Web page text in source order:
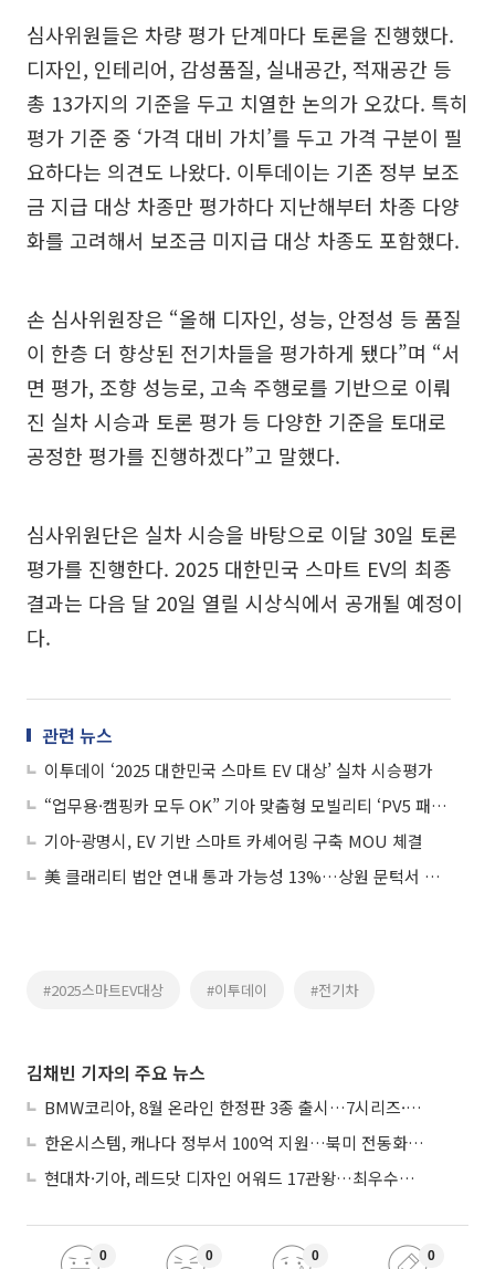
심사위원들은 차량 평가 단계마다 토론을 진행했다.
디자인, 인테리어, 감성품질, 실내공간, 적재공간 등
총 13가지의 기준을 두고 치열한 논의가 오갔다. 특히
평가 기준 중 ‘가격 대비 가치’를 두고 가격 구분이 필
요하다는 의견도 나왔다. 이투데이는 기존 정부 보조
금 지급 대상 차종만 평가하다 지난해부터 차종 다양
화를 고려해서 보조금 미지급 대상 차종도 포함했다.
손 심사위원장은 “올해 디자인, 성능, 안정성 등 품질
이 한층 더 향상된 전기차들을 평가하게 됐다”며 “서
면 평가, 조향 성능로, 고속 주행로를 기반으로 이뤄
진 실차 시승과 토론 평가 등 다양한 기준을 토대로
공정한 평가를 진행하겠다”고 말했다.
심사위원단은 실차 시승을 바탕으로 이달 30일 토론
평가를 진행한다. 2025 대한민국 스마트 EV의 최종
결과는 다음 달 20일 열릴 시상식에서 공개될 예정이
다.
관련 뉴스
이투데이 ‘2025 대한민국 스마트 EV 대상’ 실차 시승평가
“업무용·캠핑카 모두 OK” 기아 맞춤형 모빌리티 ‘PV5 패신저’
기아-광명시, EV 기반 스마트 카셰어링 구축 MOU 체결
美 클래리티 법안 연내 통과 가능성 13%…상원 문턱서 제동
#2025스마트EV대상 #이투데이 #전기차
김채빈 기자의 주요 뉴스
BMW코리아, 8월 온라인 한정판 3종 출시…7시리즈·X7·M340i 투어링
한온시스템, 캐나다 정부서 100억 지원…북미 전동화 시장 가속
현대차·기아, 레드닷 디자인 어워드 17관왕…최우수상 2개 수상
0 0 0 0